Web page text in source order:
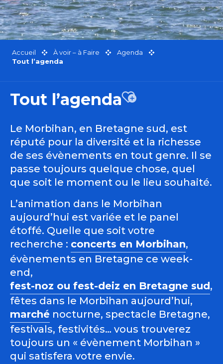
Accueil À voir – à Faire
Agenda
Tout l’agenda
Tout l’agendaAjouter aux
Le Morbihan, en Bretagne sud, est
réputé pour la diversité et la richesse
de ses évènements en tout genre. Il se
passe toujours quelque chose, quel
que soit le moment ou le lieu souhaité.
L’animation dans le Morbihan
aujourd’hui est variée et le panel
étoffé. Quelle que soit votre
recherche : concerts en Morbihan,
évènements en Bretagne ce week-
end,
fest-noz ou fest-deiz en Bretagne sud,
fêtes dans le Morbihan aujourd’hui,
marché nocturne, spectacle Bretagne,
festivals, festivités… vous trouverez
toujours un « évènement Morbihan »
qui satisfera votre envie.